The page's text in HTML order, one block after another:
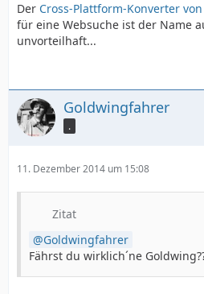
Der Cross-Plattform-Konverter
für eine Websuche ist der Name
unvorteilhaft...
Goldwingfahrer
.
11. Dezember 2014 um 15:08
Zitat
Goldwingfahrer
Fährst du wirklich´ne